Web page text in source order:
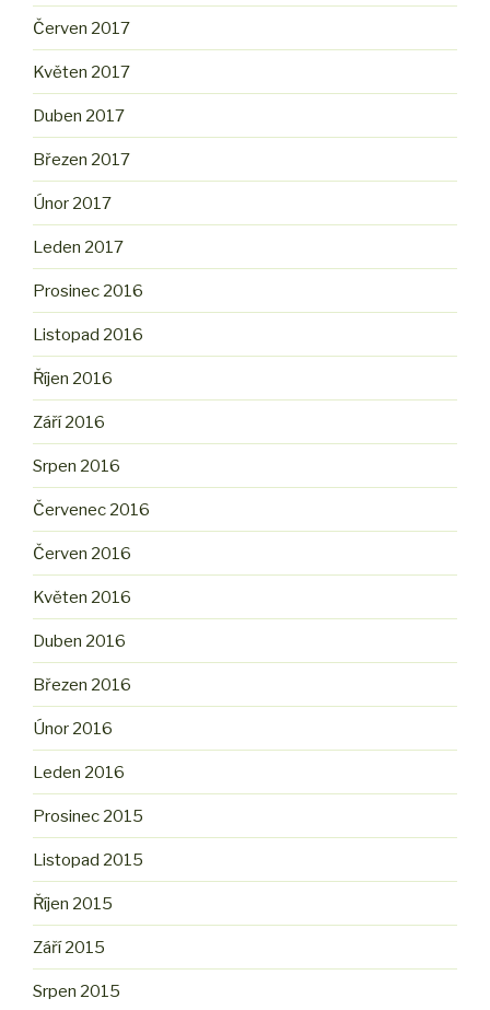
Červen 2017
Květen 2017
Duben 2017
Březen 2017
Únor 2017
Leden 2017
Prosinec 2016
Listopad 2016
Říjen 2016
Září 2016
Srpen 2016
Červenec 2016
Červen 2016
Květen 2016
Duben 2016
Březen 2016
Únor 2016
Leden 2016
Prosinec 2015
Listopad 2015
Říjen 2015
Září 2015
Srpen 2015